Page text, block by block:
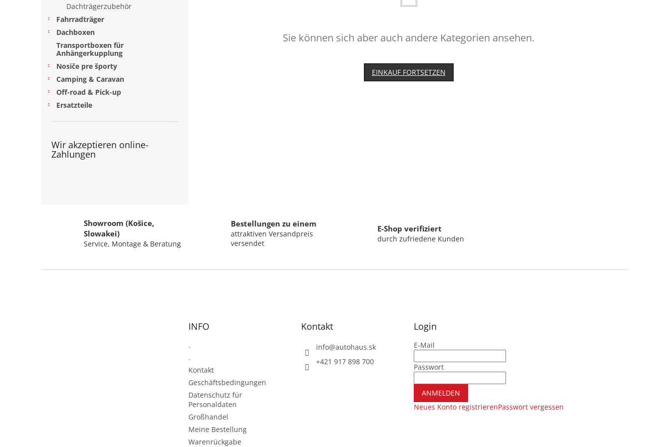
Dachträgerzubehör
Fahrradträger
Dachboxen
Transportboxen für
Anhängerkupplung
Nosiče pre športy
Camping & Caravan
Off-road & Pick-up
Ersatzteile
Wir akzeptieren online-
Zahlungen
Sie können sich aber auch andere Kategorien ansehen.
EINKAUF FORTSETZEN
Showroom (Košice,
Slowakei)
Service, Montage & Beratung
Bestellungen zu einem
attraktiven Versandpreis
versendet
E-Shop verifiziert
durch zufriedene Kunden
INFO
.
.
Kontakt
Geschäftsbedingungen
Datenschutz für
Personaldaten
Großhandel
Meine Bestellung
Warenrückgabe
Kontakt
info@autohaus.sk
+421 917 898 700
Login
E-Mail
Passwort
ANMELDEN
Neues Konto registrierenPasswort vergessen